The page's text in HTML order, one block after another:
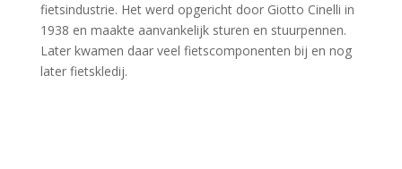
fietsindustrie. Het werd opgericht door Giotto Cinelli in
1938 en maakte aanvankelijk sturen en stuurpennen.
Later kwamen daar veel fietscomponenten bij en nog
later fietskledij.